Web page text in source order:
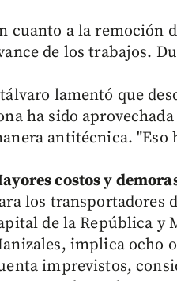
cuanto a la remoción
de los trabajos.
lamentó que
ha sido
antitécnica. "Eso
costos y
los transportadores
de la República y
implica ocho
imprevistos,